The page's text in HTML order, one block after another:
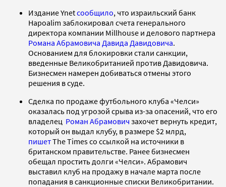
Издание Ynetсообщило, что израильский банк
Hapoalim заблокировал счета генерального
директора компании Millhouse и делового партнера
Романа Абрамовича Давида Давидовича.
Основанием для блокировки стали санкции,
введенные Великобританией против Давидовича.
Бизнесмен намерен добиваться отмены этого
решения в суде.
Сделка по продаже футбольного клуба «Челси»
оказалась под угрозой срыва из-за опасений, что его
владелец Роман Абрамович захочет вернуть кредит,
который он выдал клубу, в размере $2 млрд,
пишетThe Times со ссылкой на источники в
британском правительстве. Ранее бизнесмен
обещал простить долги «Челси». Абрамович
выставил клуб на продажу в начале марта после
попадания в санкционные списки Великобритании.